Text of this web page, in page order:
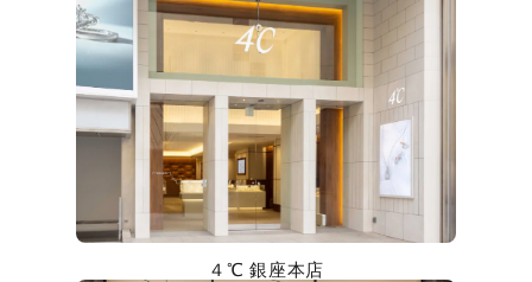
カテゴリー すべてのジュエリー
４℃ 銀座本店